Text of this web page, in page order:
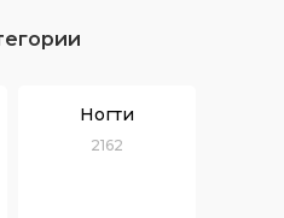
Ногти
2162